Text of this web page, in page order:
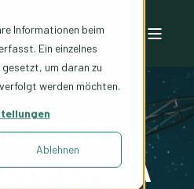
Informationen beim
Ein einzelnes
um daran zu
werden möchten.
Ablehnen